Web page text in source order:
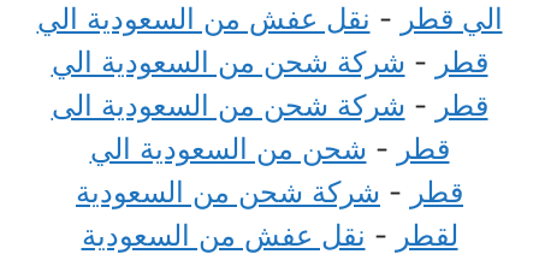
الي قطر - نقل عفش من السعودية الي
قطر - شركة شحن من السعودية الي
قطر - شركة شحن من السعودية الى
قطر - شحن من السعودية الي
قطر - شركة شحن من السعودية
لقطر - نقل عفش من السعودية